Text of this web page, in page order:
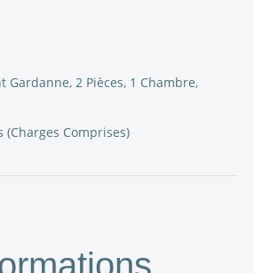
Gardanne, 2 Pièces, 1 Chambre,
(Charges Comprises)